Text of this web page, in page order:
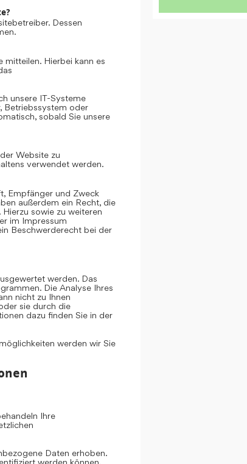
Dessen
mitteilen. Hierbei kann es
unsere IT-Systeme
Betriebssystem oder
sobald Sie unsere
Website zu
verwendet werden.
Empfänger und Zweck
außerdem ein Recht, die
sowie zu weiteren
im Impressum
Beschwerderecht bei der
werden. Das
Die Analyse Ihres
nicht zu Ihnen
sie durch die
dazu finden Sie in der
werden wir Sie
Ihre
Daten erhoben.
werden können.